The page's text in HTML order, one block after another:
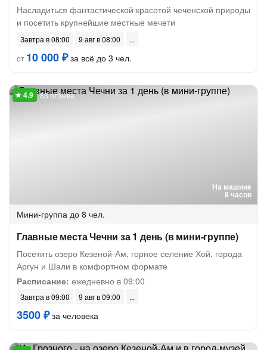
Насладиться фантастической красотой чеченской природы
и посетить крупнейшие местные мечети
Завтра в 08:00
9 авг в 08:00
от 10 000 ₽за всё до 3 чел.
На машине
8 часов
83 отзыва
Мини-группа до 8 чел.
Главные места Чечни за 1 день (в мини-группе)
Посетить озеро Кезеной-Ам, горное селение Хой, города
Аргун и Шали в комфортном формате
Расписание: ежедневно в 09:00
Завтра в 09:00 9 авг в 09:00
3500 ₽за человека